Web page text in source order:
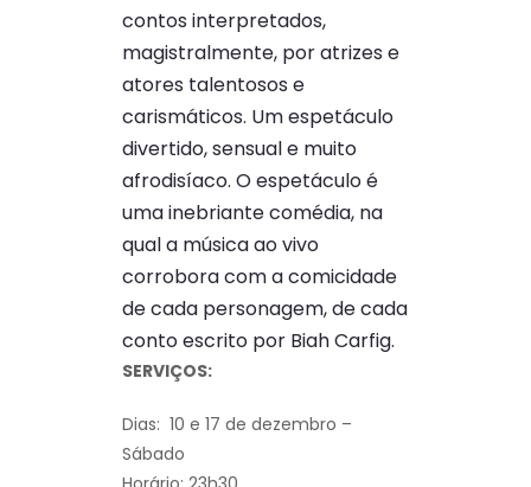
contos interpretados,
magistralmente, por atrizes e
atores talentosos e
carismáticos. Um espetáculo
divertido, sensual e muito
afrodisíaco. O espetáculo é
uma inebriante comédia, na
qual a música ao vivo
corrobora com a comicidade
de cada personagem, de cada
conto escrito por Biah Carfig.
SERVIÇOS:
Dias: 10 e 17 de dezembro –
Sábado